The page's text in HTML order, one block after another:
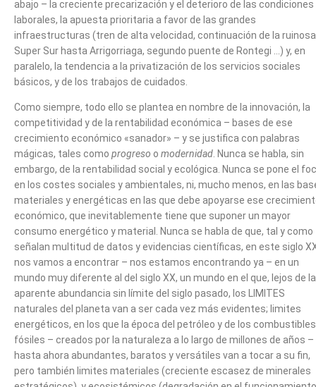
abajo – la creciente precarización y el deterioro de las condiciones
laborales, la apuesta prioritaria a favor de las grandes
infraestructuras (tren de alta velocidad, continuación de la ruinosa
Super Sur hasta Arrigorriaga, segundo puente de Rontegi …) y, en
paralelo, la tendencia a la privatización de los servicios sociales
básicos, y de los trabajos de cuidados.
Como siempre, todo ello se plantea en nombre de la innovación, la
competitividad y de la rentabilidad económica – bases de ese
crecimiento económico «sanador» – y se justifica con palabras
mágicas, tales como progreso o modernidad . Nunca se habla, sin
embargo, de la rentabilidad social y ecológica. Nunca se pone el
en los costes sociales y ambientales, ni, mucho menos, en las
materiales y energéticas en las que debe apoyarse ese
económico, que inevitablemente tiene que suponer un mayor
consumo energético y material. Nunca se habla de que, tal y como
señalan multitud de datos y evidencias científicas, en este siglo
nos vamos a encontrar – nos estamos encontrando ya – en un
mundo muy diferente al del siglo XX, un mundo en el que, lejos de la
aparente abundancia sin límite del siglo pasado, los LIMITES
naturales del planeta van a ser cada vez más evidentes; limites
energéticos, en los que la época del petróleo y de los combustibles
fósiles – creados por la naturaleza a lo largo de millones de años –
hasta ahora abundantes, baratos y versátiles van a tocar a su fin,
pero también limites materiales (creciente escasez de minerales